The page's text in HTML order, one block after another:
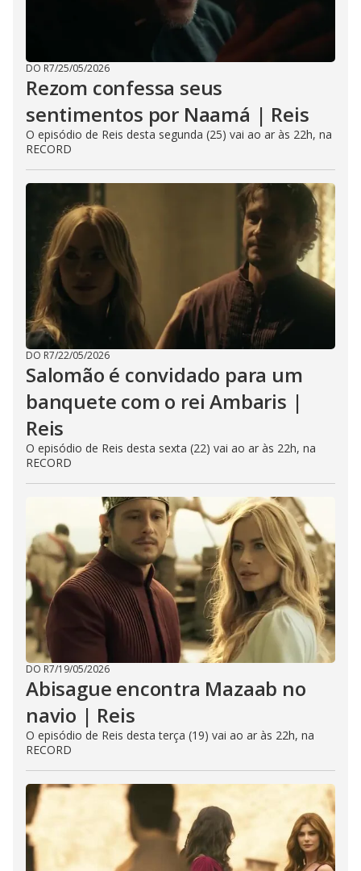
DO R7/25/05/2026
Rezom confessa seus
sentimentos por Naamá | Reis
O episódio de Reis desta segunda (25) vai ao ar às 22h, na
RECORD
DO R7/22/05/2026
Salomão é convidado para um
banquete com o rei Ambaris |
Reis
O episódio de Reis desta sexta (22) vai ao ar às 22h, na
RECORD
DO R7/19/05/2026
Abisague encontra Mazaab no
navio | Reis
O episódio de Reis desta terça (19) vai ao ar às 22h, na
RECORD